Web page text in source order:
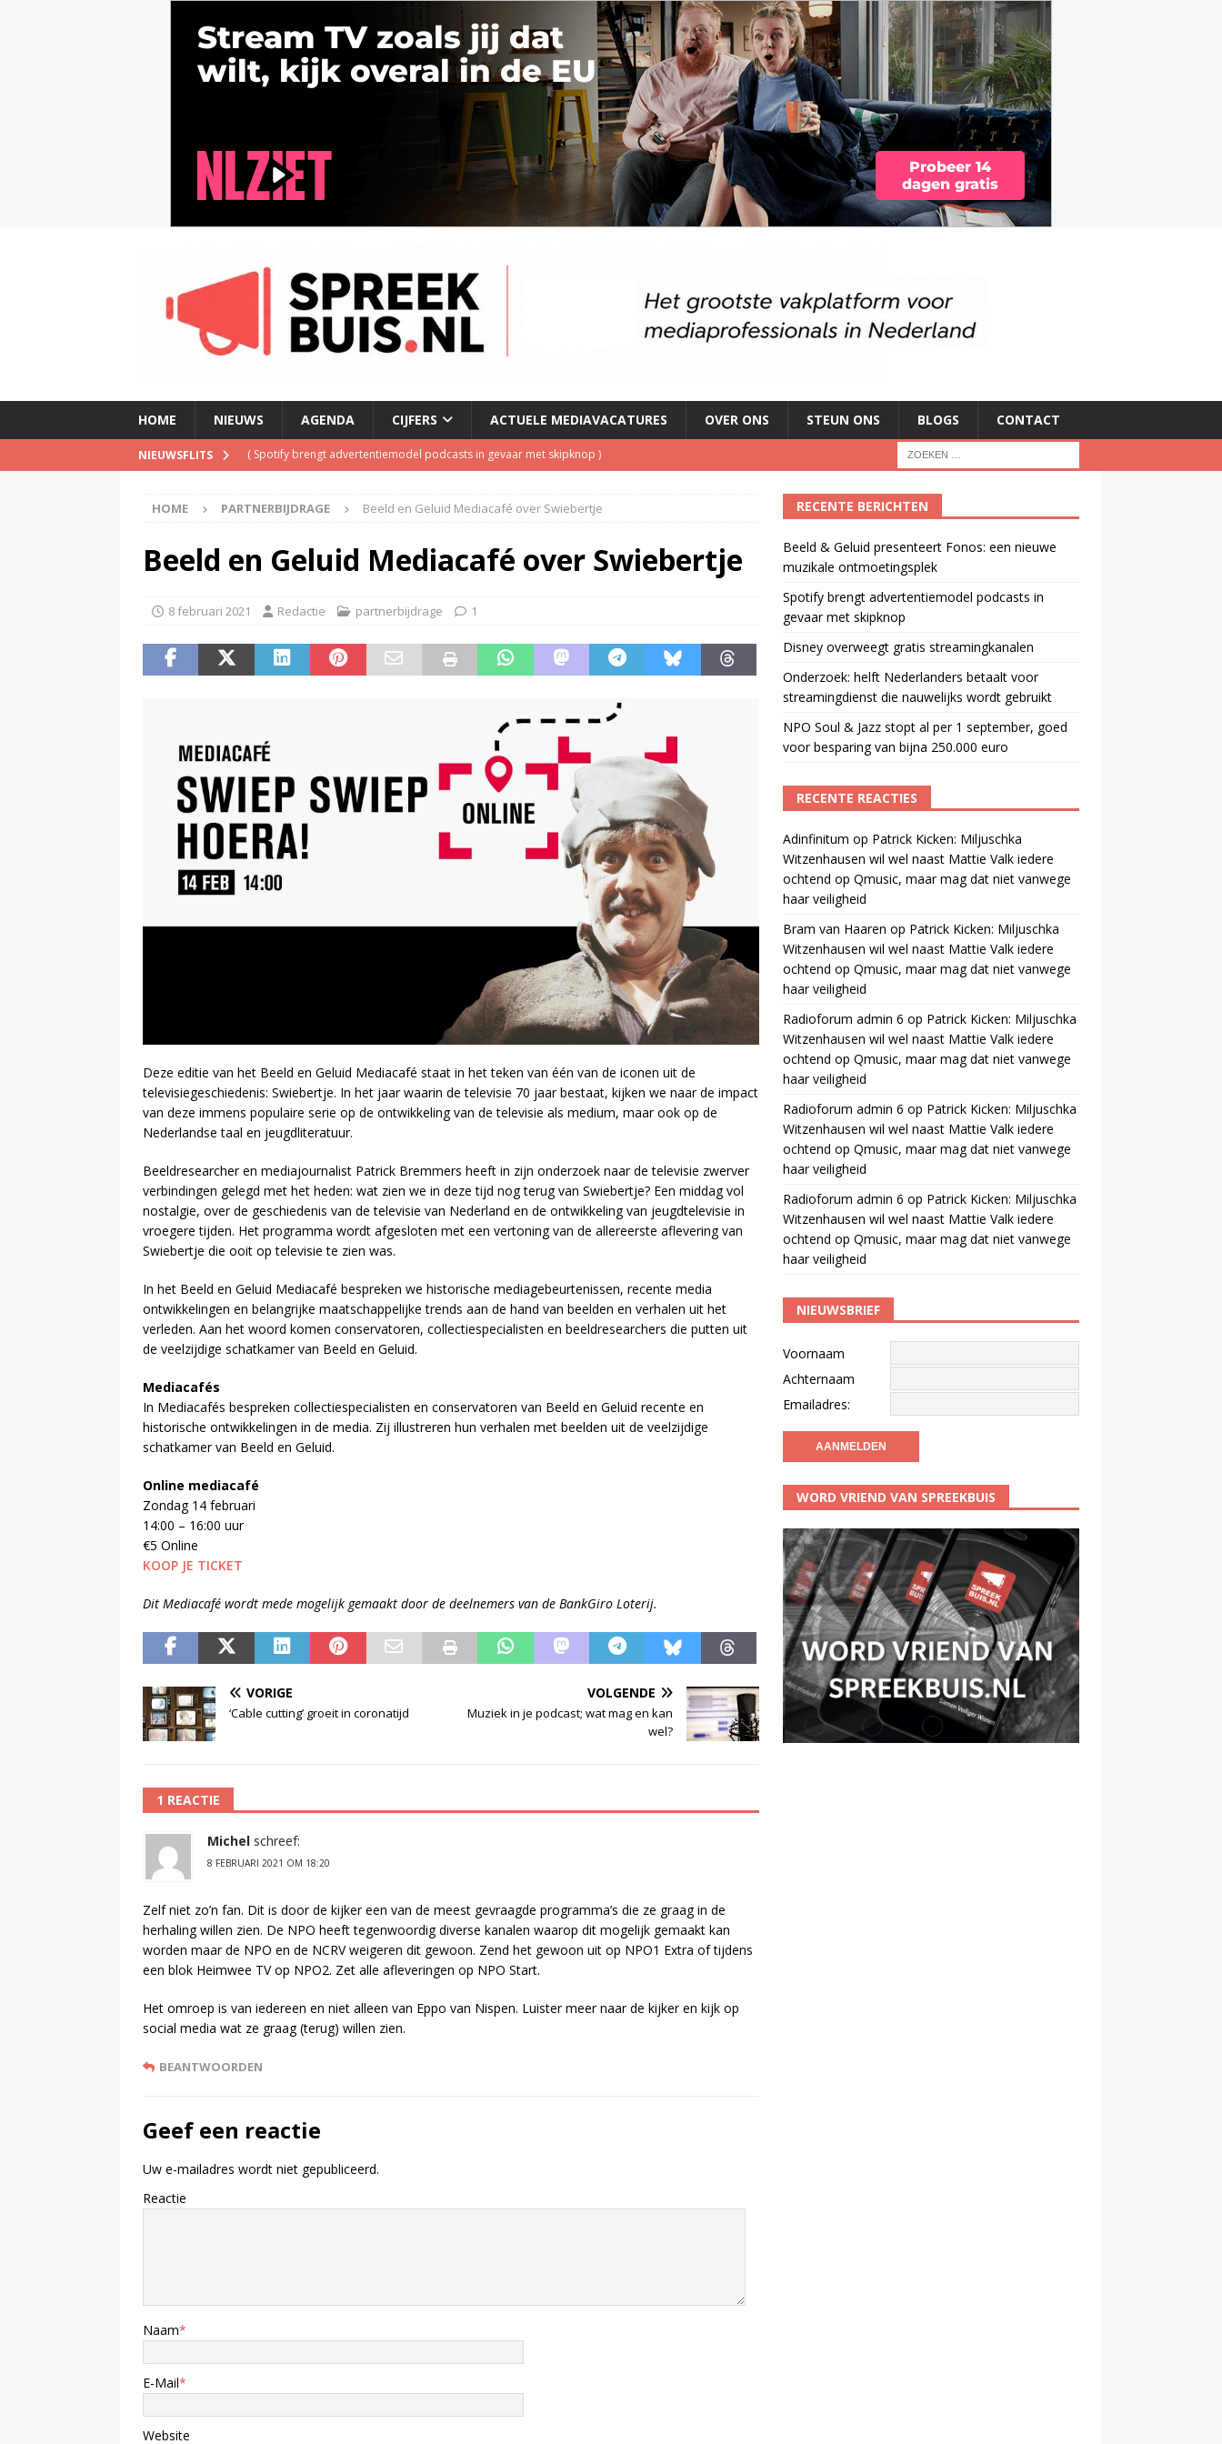
HOME NIEUWS AGENDA CIJFERS ACTUELE MEDIAVACATURES OVER ONS STEUN ONS BLOGS CONTACT
NIEUWSFLITS ( Spotify brengt advertentiemodel podcasts in gevaar met skipknop )
(Onderzoek: helft Nederlanders betaalt voor streamingdienst die nauwelijks wordt gebruikt
NPO Soul & Jazz stopt al per 1 september, goed voor besparing van bijna 250.000 euro
HOME PARTNERBIJDRAGE Beeld en Geluid Mediacafé over Swiebertje
Beeld en Geluid Mediacafé over Swiebertje
8 februari 2021 Redactie partnerbijdrage 1
Deze editie van het Beeld en Geluid Mediacafé staat in het teken van één van de iconen uit de
televisiegeschiedenis: Swiebertje. In het jaar waarin de televisie 70 jaar bestaat, kijken we naar de impact
van deze immens populaire serie op de ontwikkeling van de televisie als medium, maar ook op de
Nederlandse taal en jeugdliteratuur.
Beeldresearcher en mediajournalist Patrick Bremmers heeft in zijn onderzoek naar de televisie zwerver
verbindingen gelegd met het heden: wat zien we in deze tijd nog terug van Swiebertje? Een middag vol
nostalgie, over de geschiedenis van de televisie van Nederland en de ontwikkeling van jeugdtelevisie in
vroegere tijden. Het programma wordt afgesloten met een vertoning van de allereerste aflevering van
Swiebertje die ooit op televisie te zien was.
In het Beeld en Geluid Mediacafé bespreken we historische mediagebeurtenissen, recente media
ontwikkelingen en belangrijke maatschappelijke trends aan de hand van beelden en verhalen uit het
verleden. Aan het woord komen conservatoren, collectiespecialisten en beeldresearchers die putten uit
de veelzijdige schatkamer van Beeld en Geluid.
Mediacafés
In Mediacafés bespreken collectiespecialisten en conservatoren van Beeld en Geluid recente en
historische ontwikkelingen in de media. Zij illustreren hun verhalen met beelden uit de veelzijdige
schatkamer van Beeld en Geluid.
Online mediacafé
Zondag 14 februari
14:00 – 16:00 uur
€5 Online
KOOP JE TICKET
Dit Mediacafé wordt mede mogelijk gemaakt door de deelnemers van de BankGiro Loterij.
VORIGE
‘Cable cutting’ groeit in coronatijd
VOLGENDE
Muziek in je podcast; wat mag en kan
wel?
1 REACTIE
Michel schreef:
8 FEBRUARI 2021 OM 18:20
Zelf niet zo’n fan. Dit is door de kijker een van de meest gevraagde programma’s die ze graag in de
herhaling willen zien. De NPO heeft tegenwoordig diverse kanalen waarop dit mogelijk gemaakt kan
worden maar de NPO en de NCRV weigeren dit gewoon. Zend het gewoon uit op NPO1 Extra of tijdens
een blok Heimwee TV op NPO2. Zet alle afleveringen op NPO Start.
Het omroep is van iedereen en niet alleen van Eppo van Nispen. Luister meer naar de kijker en kijk op
social media wat ze graag (terug) willen zien.
BEANTWOORDEN
Geef een reactie
Uw e-mailadres wordt niet gepubliceerd.
Reactie
Naam*
E-Mail*
Website
RECENTE BERICHTEN
Beeld & Geluid presenteert Fonos: een nieuwe
muzikale ontmoetingsplek
Spotify brengt advertentiemodel podcasts in
gevaar met skipknop
Disney overweegt gratis streamingkanalen
Onderzoek: helft Nederlanders betaalt voor
streamingdienst die nauwelijks wordt gebruikt
NPO Soul & Jazz stopt al per 1 september, goed
voor besparing van bijna 250.000 euro
RECENTE REACTIES
Adinfinitum op Patrick Kicken: Miljuschka
Witzenhausen wil wel naast Mattie Valk iedere
ochtend op Qmusic, maar mag dat niet vanwege
haar veiligheid
Bram van Haaren op Patrick Kicken: Miljuschka
Witzenhausen wil wel naast Mattie Valk iedere
ochtend op Qmusic, maar mag dat niet vanwege
haar veiligheid
Radioforum admin 6 op Patrick Kicken: Miljuschka
Witzenhausen wil wel naast Mattie Valk iedere
ochtend op Qmusic, maar mag dat niet vanwege
haar veiligheid
Radioforum admin 6 op Patrick Kicken: Miljuschka
Witzenhausen wil wel naast Mattie Valk iedere
ochtend op Qmusic, maar mag dat niet vanwege
haar veiligheid
Radioforum admin 6 op Patrick Kicken: Miljuschka
Witzenhausen wil wel naast Mattie Valk iedere
ochtend op Qmusic, maar mag dat niet vanwege
haar veiligheid
NIEUWSBRIEF
Voornaam
Achternaam
Emailadres:
WORD VRIEND VAN SPREEKBUIS